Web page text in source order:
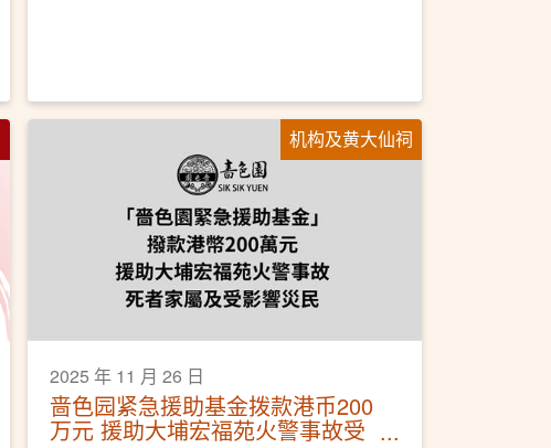
机构及黄大仙祠
2025 年 11 月 26 日
啬色园紧急援助基金拨款港币200
万元 援助大埔宏福苑火警事故受